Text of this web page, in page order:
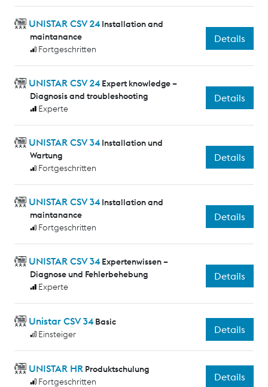
UNISTAR CSV 24 Installation and
maintanance
Fortgeschritten
Details
UNISTAR CSV 24 Expert knowledge –
Diagnosis and troubleshooting
Experte
Details
UNISTAR CSV 34 Installation und
Wartung
Fortgeschritten
Details
UNISTAR CSV 34 Installation and
maintanance
Fortgeschritten
Details
UNISTAR CSV 34 Expertenwissen –
Diagnose und Fehlerbehebung
Experte
Details
Unistar CSV 34 Basic
Einsteiger
Details
UNISTAR HR Produktschulung
Fortgeschritten
Details